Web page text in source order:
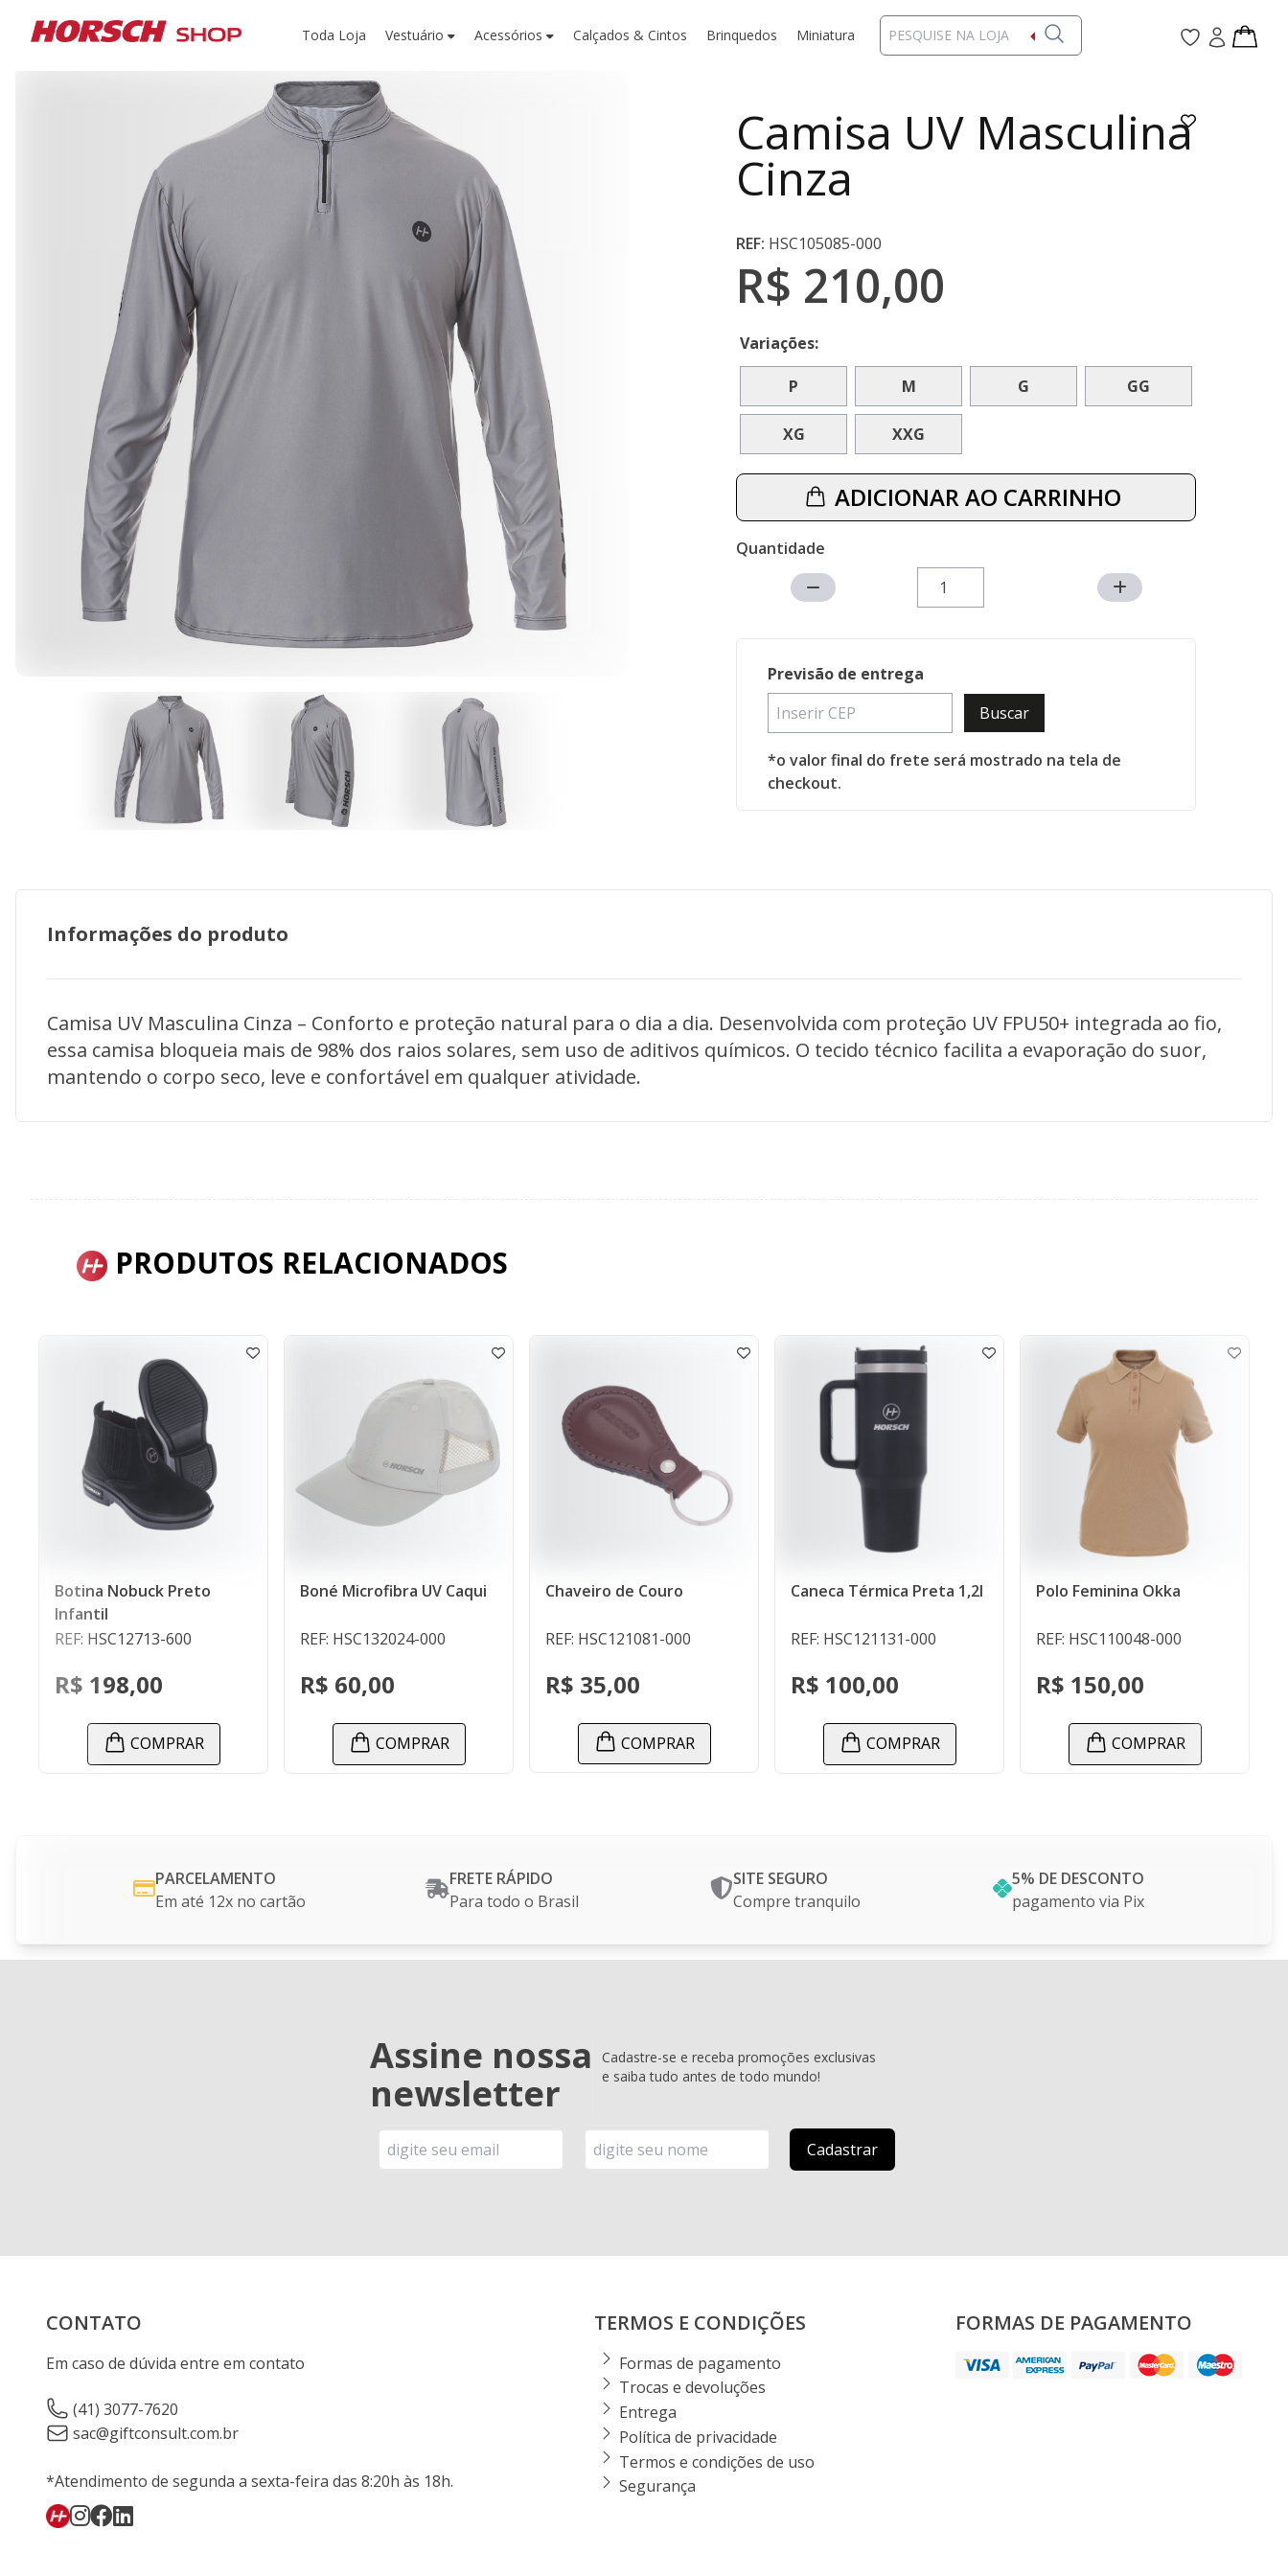
Toda Loja Vestuário Acessórios Calçados & Cintos Brinquedos Miniatura
Camisa UV Masculina
Cinza
REF: HSC105085-000
R$ 210,00
Variações:
P M G GG
XG XXG
ADICIONAR AO CARRINHO
Quantidade
Previsão de entrega
Buscar
*o valor final do frete será mostrado na tela de
checkout.
Informações do produto
Camisa UV Masculina Cinza – Conforto e proteção natural para o dia a dia. Desenvolvida com proteção UV FPU50+ integrada ao fio,
essa camisa bloqueia mais de 98% dos raios solares, sem uso de aditivos químicos. O tecido técnico facilita a evaporação do suor,
mantendo o corpo seco, leve e confortável em qualquer atividade.
PRODUTOS RELACIONADOS
Boné Microfibra UV Caqui
REF: HSC132024-000
R$ 60,00
Chaveiro de Couro
REF: HSC121081-000
R$ 35,00
Caneca Térmica Preta 1,2l
REF: HSC121131-000
R$ 100,00
Polo Feminina Okka
REF: HSC110048-000
R$ 150,00
Camisa Social Masculina
REF: HSC105066-000
R$ 228,00
PARCELAMENTO
Em até 12x no cartão
FRETE RÁPIDO
Para todo o Brasil
SITE SEGURO
Compre tranquilo
5% DE DESCONTO
pagamento via Pix
Assine nossa
newsletter
Cadastre-se e receba promoções exclusivas
e saiba tudo antes de todo mundo!
CONTATO
Em caso de dúvida entre em contato
(41) 3077-7620
sac@giftconsult.com.br
*Atendimento de segunda a sexta-feira das 8:20h às 18h.
TERMOS E CONDIÇÕES
Formas de pagamento
Trocas e devoluções
Entrega
Política de privacidade
Termos e condições de uso
Segurança
FORMAS DE PAGAMENTO